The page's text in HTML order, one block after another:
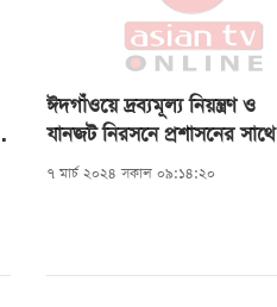
ঈদগাঁওয়ে দ্রব্যমূল্য নিয়ন্ত্রণ ও
যানজট নিরসনে প্রশাসনের সাথে
মতবিনিময়
৭ মার্চ ২০২৪ সকাল ০৯:১৪:২০